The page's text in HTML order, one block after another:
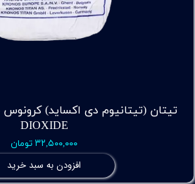
DIOXIDE
۳۲,۵۰۰,۰۰۰ تومان
افزودن به سبد خرید